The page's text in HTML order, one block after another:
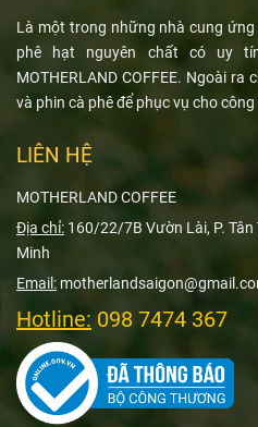
Là một trong những nhà cung
phê hạt nguyên chất có uy
MOTHERLAND COFFEE. Ngoài
và phin cà phê để phục vụ cho
LIÊN HỆ
MOTHERLAND COFFEE
Địa chỉ: 160/22/7B Vườn Lài, P. Tân
Minh
Email:
Hotline: 098 7474 367